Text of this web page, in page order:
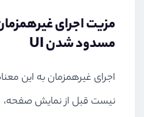
مزیت اجرای
مسدود شدن UI
اجرای غیرهمزمان به این
نیست قبل از نمایش صفحه،